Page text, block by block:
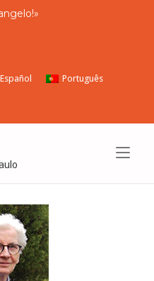
!»
Español
Português